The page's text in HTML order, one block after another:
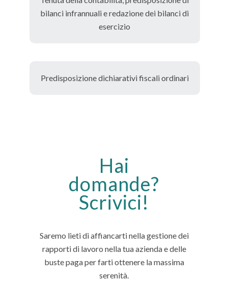
bilanci infrannuali e redazione dei bilanci di
esercizio
Predisposizione dichiarativi fiscali ordinari
Hai
domande?
Scrivici!
Saremo lieti di affiancarti nella gestione dei
rapporti di lavoro nella tua azienda e delle
buste paga per farti ottenere la massima
serenità.